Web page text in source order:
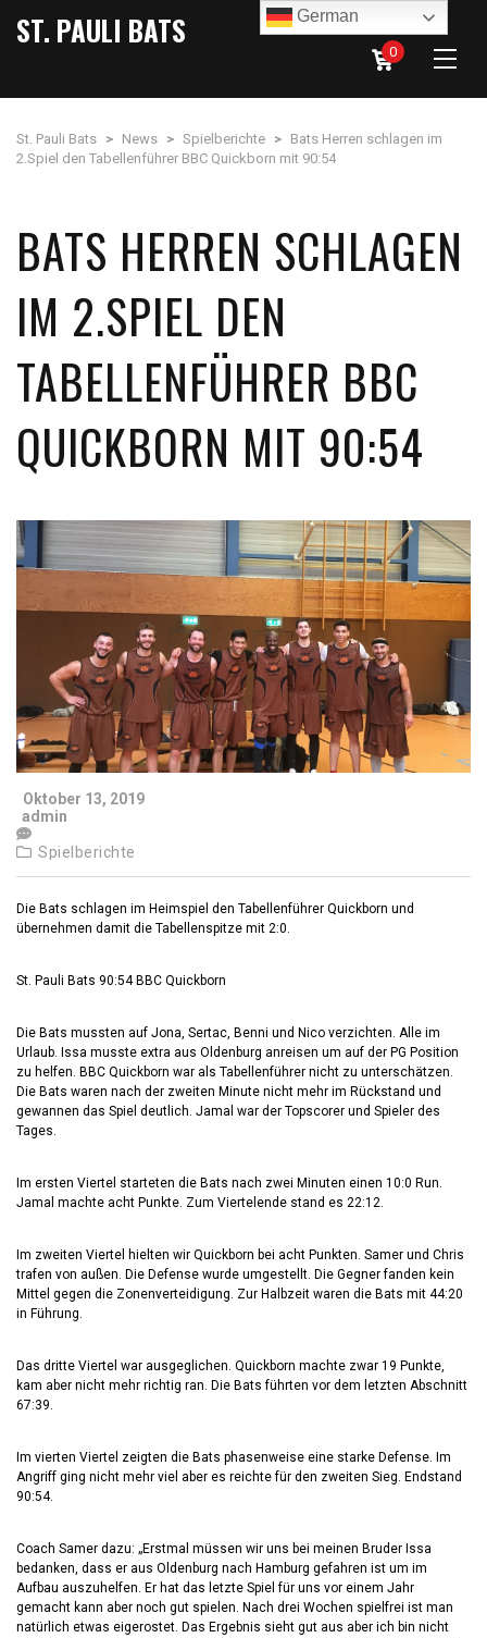
ST. PAULI BATS
0
St. Pauli Bats > News > Spielberichte > Bats Herren schlagen im
2.Spiel den Tabellenführer BBC Quickborn mit 90:54
BATS HERREN SCHLAGEN
IM 2.SPIEL DEN
TABELLENFÜHRER BBC
QUICKBORN MIT 90:54
Oktober 13, 2019
admin
Spielberichte
Die Bats schlagen im Heimspiel den Tabellenführer Quickborn und
übernehmen damit die Tabellenspitze mit 2:0.
St. Pauli Bats 90:54 BBC Quickborn
Die Bats mussten auf Jona, Sertac, Benni und Nico verzichten. Alle im
Urlaub. Issa musste extra aus Oldenburg anreisen um auf der PG Position
zu helfen. BBC Quickborn war als Tabellenführer nicht zu unterschätzen.
Die Bats waren nach der zweiten Minute nicht mehr im Rückstand und
gewannen das Spiel deutlich. Jamal war der Topscorer und Spieler des
Tages.
Im ersten Viertel starteten die Bats nach zwei Minuten einen 10:0 Run.
Jamal machte acht Punkte. Zum Viertelende stand es 22:12.
Im zweiten Viertel hielten wir Quickborn bei acht Punkten. Samer und Chris
trafen von außen. Die Defense wurde umgestellt. Die Gegner fanden kein
Mittel gegen die Zonenverteidigung. Zur Halbzeit waren die Bats mit 44:20
in Führung.
Das dritte Viertel war ausgeglichen. Quickborn machte zwar 19 Punkte,
kam aber nicht mehr richtig ran. Die Bats führten vor dem letzten Abschnitt
67:39.
Im vierten Viertel zeigten die Bats phasenweise eine starke Defense. Im
Angriff ging nicht mehr viel aber es reichte für den zweiten Sieg. Endstand
90:54.
Coach Samer dazu: „Erstmal müssen wir uns bei meinen Bruder Issa
bedanken, dass er aus Oldenburg nach Hamburg gefahren ist um im
Aufbau auszuhelfen. Er hat das letzte Spiel für uns vor einem Jahr
gemacht kann aber noch gut spielen. Nach drei Wochen spielfrei ist man
natürlich etwas eigerostet. Das Ergebnis sieht gut aus aber ich bin nicht
German